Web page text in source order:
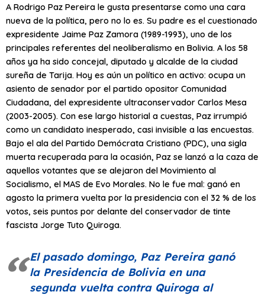
A Rodrigo Paz Pereira le gusta presentarse como una cara
nueva de la política, pero no lo es. Su padre es el cuestionado
expresidente Jaime Paz Zamora (1989-1993), uno de los
principales referentes del neoliberalismo en Bolivia. A los 58
años ya ha sido concejal, diputado y alcalde de la ciudad
sureña de Tarija. Hoy es aún un político en activo: ocupa un
asiento de senador por el partido opositor Comunidad
Ciudadana, del expresidente ultraconservador Carlos Mesa
(2003-2005). Con ese largo historial a cuestas, Paz irrumpió
como un candidato inesperado, casi invisible a las encuestas.
Bajo el ala del Partido Demócrata Cristiano (PDC), una sigla
muerta recuperada para la ocasión, Paz se lanzó a la caza de
aquellos votantes que se alejaron del Movimiento al
Socialismo, el MAS de Evo Morales. No le fue mal: ganó en
agosto la primera vuelta por la presidencia con el 32 % de los
votos, seis puntos por delante del conservador de tinte
fascista Jorge Tuto Quiroga.
El pasado domingo, Paz Pereira ganó
la Presidencia de Bolivia en una
segunda vuelta contra Quiroga al